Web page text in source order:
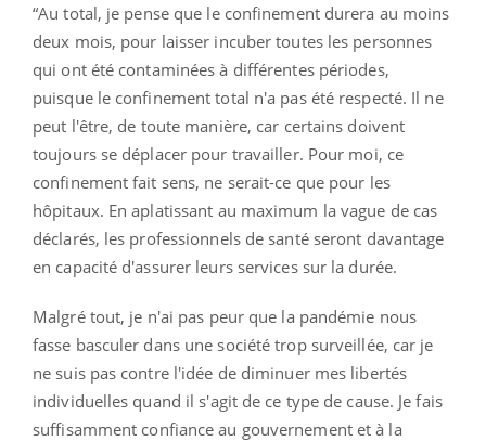
“Au total, je pense que le confinement durera au moins
deux mois, pour laisser incuber toutes les personnes
qui ont été contaminées à différentes périodes,
puisque le confinement total n'a pas été respecté. Il ne
peut l'être, de toute manière, car certains doivent
toujours se déplacer pour travailler. Pour moi, ce
confinement fait sens, ne serait-ce que pour les
hôpitaux. En aplatissant au maximum la vague de cas
déclarés, les professionnels de santé seront davantage
en capacité d'assurer leurs services sur la durée.
Malgré tout, je n'ai pas peur que la pandémie nous
fasse basculer dans une société trop surveillée, car je
ne suis pas contre l'idée de diminuer mes libertés
individuelles quand il s'agit de ce type de cause. Je fais
suffisamment confiance au gouvernement et à la